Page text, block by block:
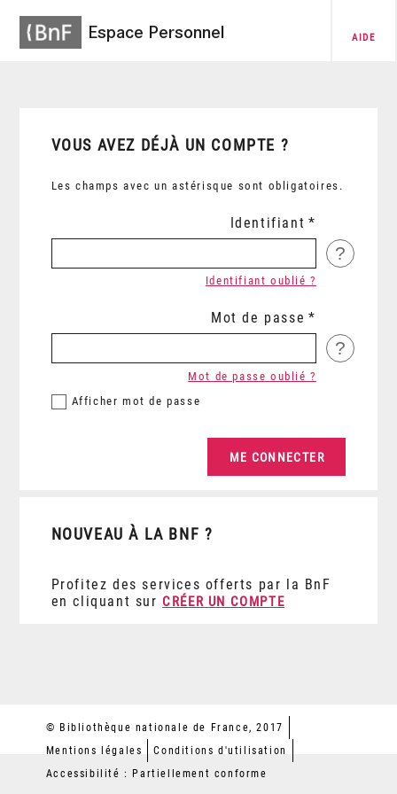
Espace Personnel AIDE
VOUS AVEZ DÉJÀ UN COMPTE ?
Les champs avec un astérisque sont obligatoires.
Identifiant
?
Identifiant oublié ?
Mot de passe
?
Afficher mot de passe
Mot de passe oublié ?
NOUVEAU À LA BNF ?
Profitez des services offerts par la BnF
en cliquant sur CRÉER UN COMPTE
© Bibliothèque nationale de France, 2017
Mentions légales
Conditions d'utilisation
Accessibilité : Partiellement conforme